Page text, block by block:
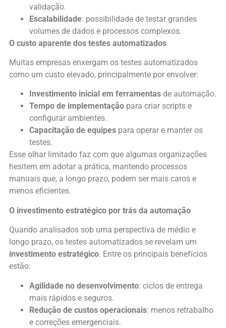
validação.
Escalabilidade: possibilidade de testar grandes
volumes de dados e processos complexos.
O custo aparente dos testes automatizados
Muitas empresas enxergam os testes automatizados
como um custo elevado, principalmente por envolver:
Investimento inicial em ferramentas de automação.
Tempo de implementação para criar scripts e
configurar ambientes.
Capacitação de equipes para operar e manter os
testes.
Esse olhar limitado faz com que algumas organizações
hesitem em adotar a prática, mantendo processos
manuais que, a longo prazo, podem ser mais caros e
menos eficientes.
O investimento estratégico por trás da automação
Quando analisados sob uma perspectiva de médio e
longo prazo, os testes automatizados se revelam um
investimento estratégico. Entre os principais benefícios
estão:
Agilidade no desenvolvimento: ciclos de entrega
mais rápidos e seguros.
Redução de custos operacionais: menos retrabalho
e correções emergenciais.